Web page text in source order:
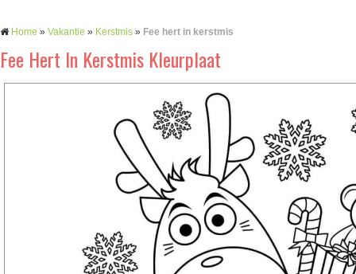
Home » Vakantie » Kerstmis » Fee hert in kerstmis
Fee Hert In Kerstmis Kleurplaat